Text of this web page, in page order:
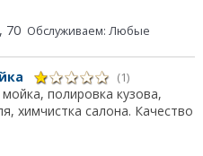
, 70 Обслуживаем: Любые
(1)
полировка кузова,
химчистка салона. Качество